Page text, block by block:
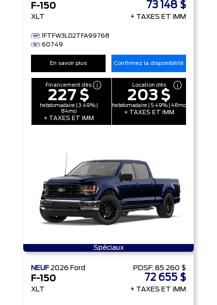
F-150
XLT
1FTFW3LD2TFA99768
60749
73 148 $
+ TAXES ET IMM
En savoir plus Confirmez la disponibilité
Financement dès
227 $
hebdomadaire | 3.49% |
84mo
+ TAXES ET IMM
Location dès
203 $
hebdomadaire | 5.49% | 48mo
+ TAXES ET IMM
Spéciaux
NEUF 2026 Ford
F-150
XLT
PDSF: 85 260 $
72 655 $
+ TAXES ET IMM